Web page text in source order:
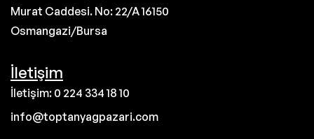
Murat Caddesi. No: 22/A 16150
Osmangazi/Bursa
İletişim
İletişim: 0 224 334 18 10
info@toptanyagpazari.com